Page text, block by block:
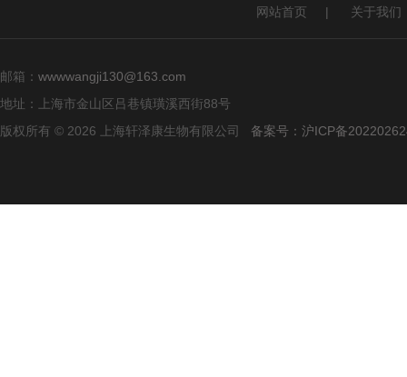
网站首页 | 关于我们
邮箱： wwwwangji130@163.com
地址：上海市金山区吕巷镇璜溪西街88号
版权所有 © 2026 上海轩泽康生物有限公司 备案号：沪ICP备